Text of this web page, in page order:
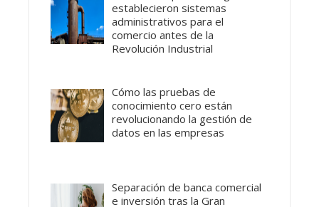
establecieron sistemas
administrativos para el
comercio antes de la
Revolución Industrial
Cómo las pruebas de
conocimiento cero están
revolucionando la gestión de
datos en las empresas
Separación de banca comercial
e inversión tras la Gran